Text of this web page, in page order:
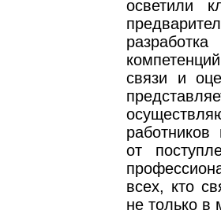
осветили
связи и
от
всех, кто
не только в